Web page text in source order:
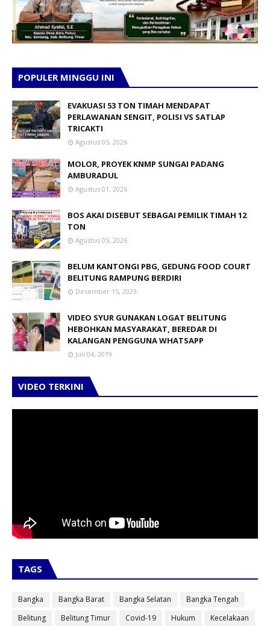
POPULER MINGGU INI
EVAKUASI 53 TON TIMAH MENDAPAT
PERLAWANAN SENGIT, POLISI VS SATLAP
TRICAKTI
Agustus 05, 2026
MOLOR, PROYEK KNMP SUNGAI PADANG
AMBURADUL
Agustus 01, 2026
BOS AKAI DISEBUT SEBAGAI PEMILIK TIMAH 12
TON
Agustus 05, 2026
BELUM KANTONGI PBG, GEDUNG FOOD COURT
BELITUNG RAMPUNG BERDIRI
Desember 15, 2023
VIDEO SYUR GUNAKAN LOGAT BELITUNG
HEBOHKAN MASYARAKAT, BEREDAR DI
KALANGAN PENGGUNA WHATSAPP
Juli 04, 2019
VIDEO TERKINI
TAGS
Bangka Bangka Barat Bangka Selatan
Bangka Tengah
Belitung
Belitung Timur Covid-19 Hukum
Kecelakaan